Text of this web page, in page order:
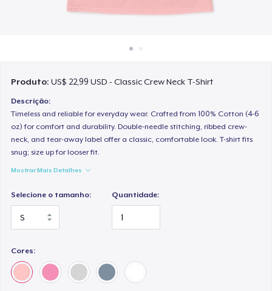
Produto:US$ 22,99 USD - Classic Crew Neck T-Shirt
Descrição:
Timeless and reliable for everyday wear. Crafted from 100% Cotton (4-6
oz) for comfort and durability. Double-needle stitching, ribbed crew-
neck, and tear-away label offer a classic, comfortable look. T-shirt fits
snug; size up for looser fit.
Mostrar Mais Detalhes
Selecione o tamanho: Quantidade:
Cores: